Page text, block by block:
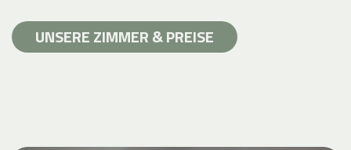
UNSERE ZIMMER & PREISE